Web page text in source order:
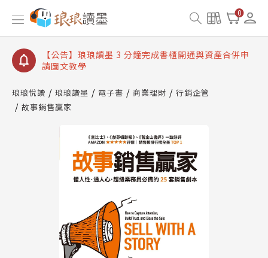
0
【公告】琅琅讀墨數位閱讀資產合併與書櫃開通申請
【公告】琅琅讀墨書櫃開通常見問題
【公告】琅琅讀墨 3 分鐘完成書櫃開通與資產合併申
請圖文教學
查詢
【公告】琅琅讀墨數位閱讀資產合併與書櫃開通申請
琅琅悅讀 琅琅讀墨 電子書 商業理財
行銷企管
故事銷售贏家